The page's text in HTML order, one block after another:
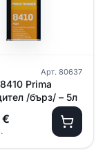
Арт. 80637
Prima
/бърз/ – 5л
€